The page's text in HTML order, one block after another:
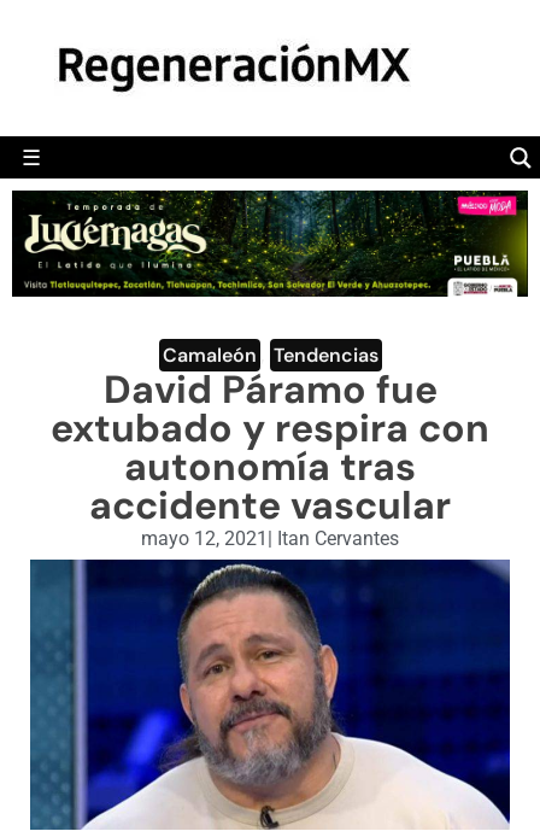
☰
POLÍTICA
CAMALEÓN
OPINIÓN
DEPORTES
ENGLISH SECTION
VIDEOS
Camaleón Tendencias
David Páramo fue
extubado y respira con
autonomía tras
accidente vascular
mayo 12, 2021 | Itan Cervantes